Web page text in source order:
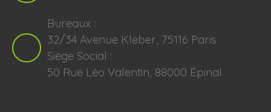
Bureaux :
32/34 Avenue Kleber, 75116 Paris
Siège Social :
50 Rue Léo Valentin, 88000 Épinal